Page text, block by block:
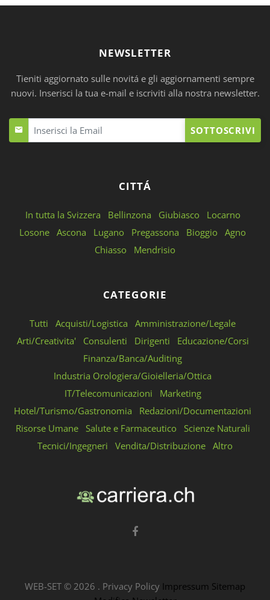
NEWSLETTER
Tieniti aggiornato sulle novitá e gli aggiornamenti sempre
nuovi. Inserisci la tua e-mail e iscriviti alla nostra newsletter.
SOTTOSCRIVI
CITTÁ
In tutta la Svizzera Bellinzona Giubiasco
Locarno
Losone Ascona Lugano Pregassona Bioggio Agno
Chiasso
Mendrisio
CATEGORIE
Tutti Acquisti/Logistica
Amministrazione/Legale
Arti/Creativita'
Consulenti Dirigenti
Educazione/Corsi
Finanza/Banca/Auditing
Industria Orologiera/Gioielleria/Ottica
IT/Telecomunicazioni
Marketing
Hotel/Turismo/Gastronomia
Redazioni/Documentazioni
Risorse Umane
Salute e Farmaceutico
Scienze Naturali
Tecnici/Ingegneri
Vendita/Distribuzione Altro
WEB-SET © 2026 . Privacy Policy Impressum Sitemap